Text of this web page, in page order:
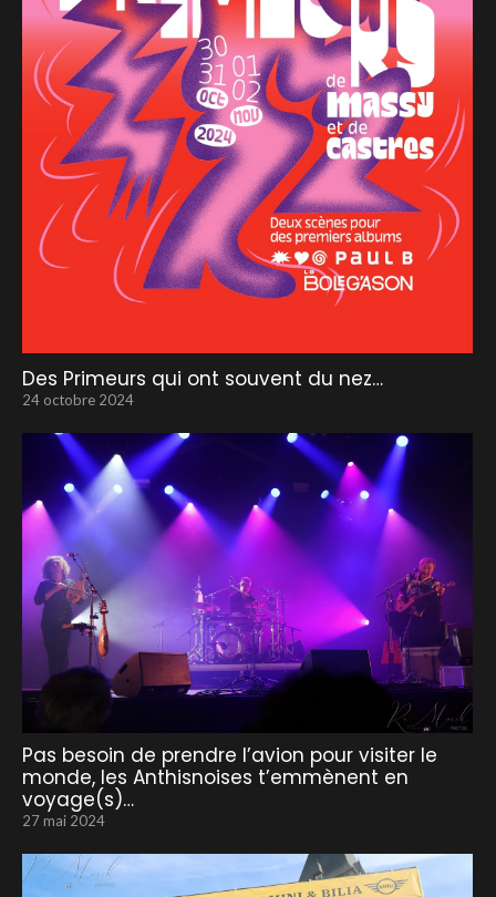
Des Primeurs qui ont souvent du nez…
24 octobre 2024
Pas besoin de prendre l’avion pour visiter le
monde, les Anthisnoises t’emmènent en
voyage(s)…
27 mai 2024